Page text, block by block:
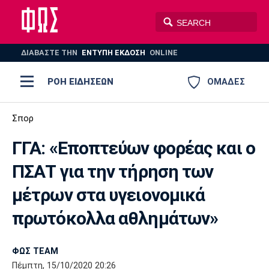
ΔΙΑΒΑΣΤΕ THN ΕΝΤΥΠΗ ΕΚΔΟΣΗ ONLINE
ΟΜΑΔΕΣ
ΡΟΗ ΕΙΔΗΣΕΩΝ
AUTO-MOTO PLUS
Ποδόσφαιρο
Super League 1
Super League 2
Γ Εθνική
Μπάσκετ
Ελλάδα
Εθνική
Ολυμπιακοί Αγώνες
Βόλεϊ
Ολυμπιακός ΑΕΚ ΠΑΟΚ
Σπορ
ΓΓΑ: «Εποπτεύων φορέας και ο
ΠΣΑΤ για την τήρηση των
μέτρων στα υγειονομικά
πρωτόκολλα αθλημάτων»
ΦΩΣ TEAM
Πέμπτη, 15/10/2020 20:26